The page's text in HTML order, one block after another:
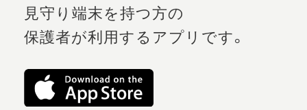
見守り端末を持つ方の
保護者が利用するアプリです。